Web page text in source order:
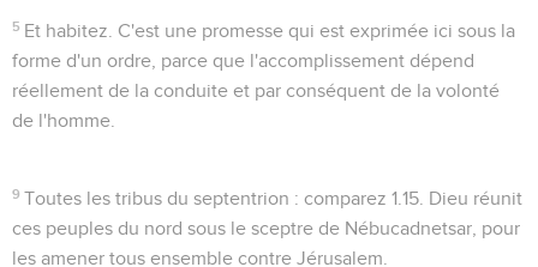
5 Et habitez . C'est une promesse qui est exprimée ici sous la
forme d'un ordre, parce que l'accomplissement dépend
réellement de la conduite et par conséquent de la volonté
de l'homme.
9 Toutes les tribus du septentrion : comparez1.15 . Dieu réunit
ces peuples du nord sous le sceptre de Nébucadnetsar, pour
les amener tous ensemble contre Jérusalem.